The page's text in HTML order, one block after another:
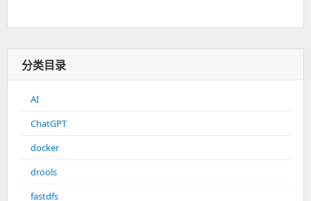
分类目录
AI
ChatGPT
docker
drools
fastdfs